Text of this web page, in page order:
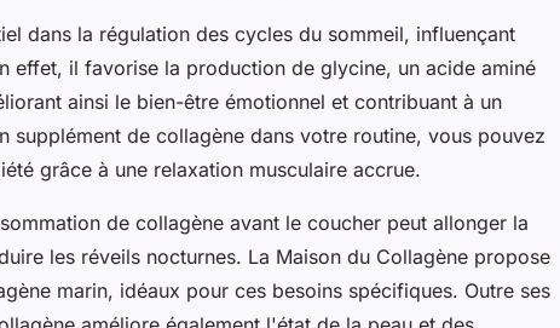
dans la régulation des cycles du sommeil, influençant
effet, il favorise la production de glycine, un acide aminé
ainsi le bien-être émotionnel et contribuant à un
supplément de collagène dans votre routine, vous pouvez
grâce à une relaxation musculaire accrue.
de collagène avant le coucher peut allonger la
les réveils nocturnes. La Maison du Collagène propose
marin, idéaux pour ces besoins spécifiques. Outre ses